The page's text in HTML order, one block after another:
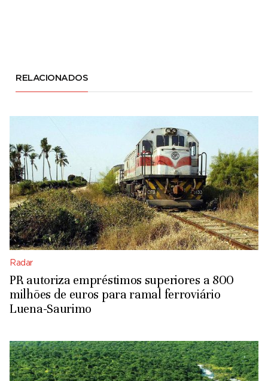
RELACIONADOS
Radar
PR autoriza empréstimos superiores a 800
milhões de euros para ramal ferroviário
Luena-Saurimo